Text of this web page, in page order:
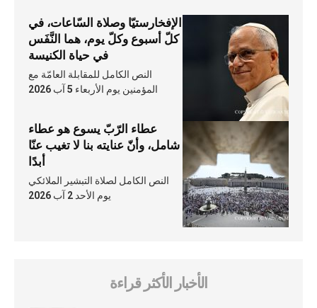
الإفخارستيّا وصلاة السّاعات، في
كلّ أسبوع وكلّ يوم، هما النَّفَس
في حياة الكنيسة
النص الكامل للمقابلة العامّة مع
المؤمنين يوم الأربعاء 5 آب 2026
عطاء الرّبّ يسوع هو عطاء
شامل، وأنّ عنايته بنا لا تغيب عنّا
أبدًا
النص الكامل لصلاة التبشير الملائكي
يوم الأحد 2 آب 2026
الأخبار الأكثر قراءة